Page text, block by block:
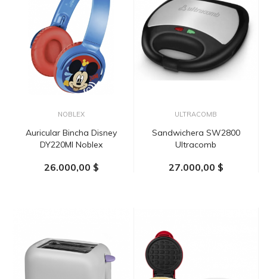
NOBLEX
Auricular Bincha Disney
DY220MI Noblex
26.000,00 $
ULTRACOMB
Sandwichera SW2800
Ultracomb
27.000,00 $